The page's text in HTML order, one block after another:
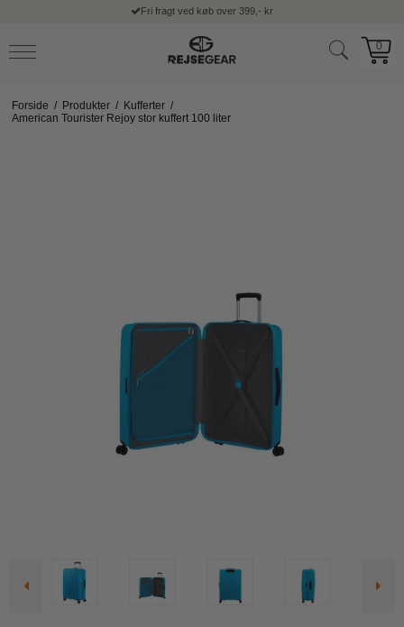
Fri fragt ved køb over 399,- kr
0
Forside / Produkter / Kufferter /
American Tourister Rejoy stor kuffert 100 liter